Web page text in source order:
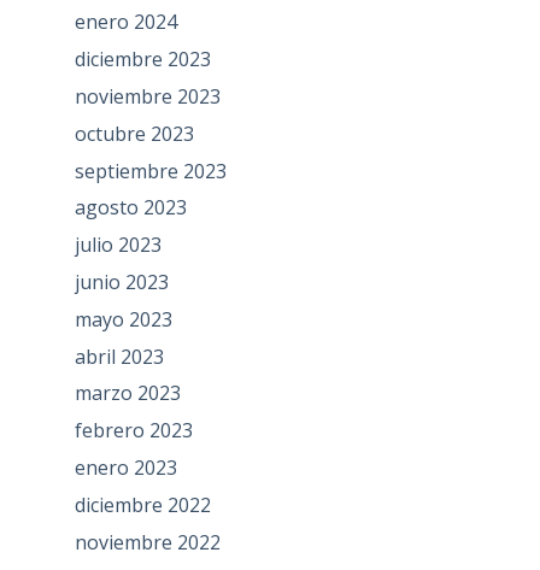
enero 2024
diciembre 2023
noviembre 2023
octubre 2023
septiembre 2023
agosto 2023
julio 2023
junio 2023
mayo 2023
abril 2023
marzo 2023
febrero 2023
enero 2023
diciembre 2022
noviembre 2022